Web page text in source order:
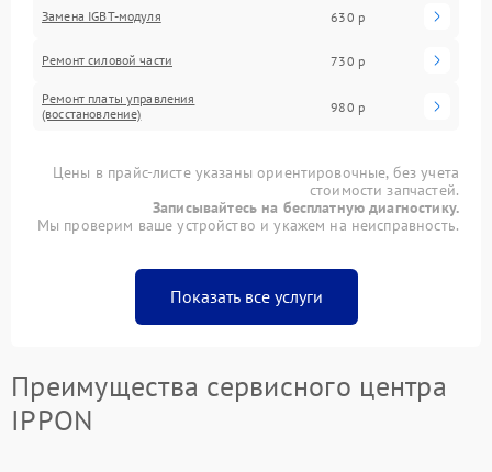
Замена IGBT-модуля 630 р
Ремонт силовой части 730 р
Ремонт платы управления
(восстановление)
980 р
Цены в прайс-листе указаны ориентировочные, без учета
стоимости запчастей.
Записывайтесь на бесплатную диагностику.
Мы проверим ваше устройство и укажем на неисправность.
Показать все услуги
Преимущества сервисного центра
IPPON